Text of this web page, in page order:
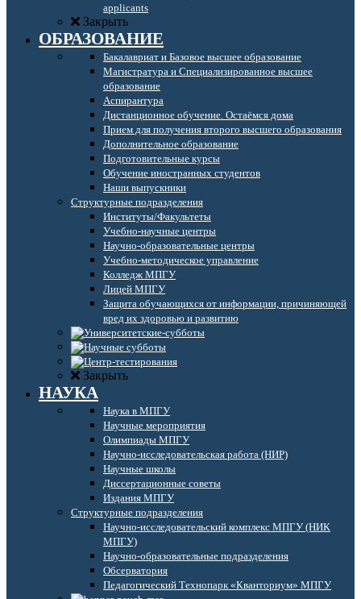
applicants
Закрыть
ОБРАЗОВАНИЕ
Бакалавриат и Базовое высшее образование
Магистратура и Специализированное высшее
образование
Аспирантура
Дистанционное обучение. Остаёмся дома
Прием для получения второго высшего образования
Дополнительное образование
Подготовительные курсы
Обучение иностранных студентов
Наши выпускники
Структурные подразделения
Институты/Факультеты
Учебно-научные центры
Научно-образовательные центры
Учебно-методическое управление
Колледж МПГУ
Лицей МПГУ
Защита обучающихся от информации, причиняющей
вред их здоровью и развитию
Закрыть
НАУКА
Наука в МПГУ
Научные мероприятия
Олимпиады МПГУ
Научно-исследовательская работа (НИР)
Научные школы
Диссертационные советы
Издания МПГУ
Структурные подразделения
Научно-исследовательский комплекс МПГУ (НИК
МПГУ)
Научно-образовательные подразделения
Обсерватория
Педагогический Технопарк «Кванториум» МПГУ